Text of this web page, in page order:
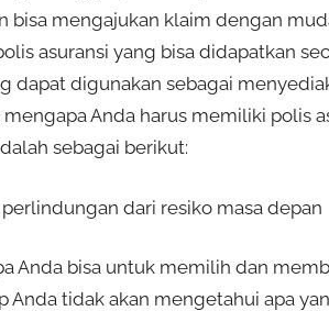
bisa mengajukan klaim dengan
asuransi yang bisa didapatkan
dapat digunakan sebagai
mengapa Anda harus memiliki polis
sebagai berikut:
dari resiko masa depan
Anda bisa untuk memilih dan
Anda tidak akan mengetahui apa